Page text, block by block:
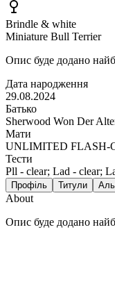
Brindle & white
Miniature Bull Terrier
Опис буде додано
Дата народження
29.08.2024
Батько
Sherwood Won Der
Мати
UNLIMITED FLASH-
Тести
Pll - clear; Lad - clear;
Профіль Титули
About
Опис буде додано